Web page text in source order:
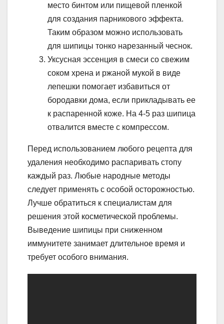
место бинтом или пищевой пленкой
для создания парникового эффекта.
Таким образом можно использовать
для шипицы тонко нарезанный чеснок.
Уксусная эссенция в смеси со свежим
соком хрена и ржаной мукой в виде
лепешки помогает избавиться от
бородавки дома, если прикладывать ее
к распаренной коже. На 4-5 раз шипица
отвалится вместе с компрессом.
Перед использованием любого рецепта для
удаления необходимо распаривать стопу
каждый раз. Любые народные методы
следует применять с особой осторожностью.
Лучше обратиться к специалистам для
решения этой косметической проблемы.
Выведение шипицы при сниженном
иммунитете занимает длительное время и
требует особого внимания.